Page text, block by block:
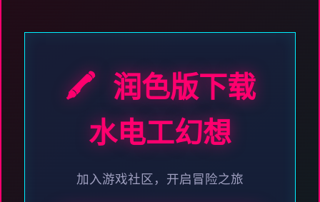
🖍️ 润色版下载
水电工幻想
加入游戏社区，开启冒险之旅